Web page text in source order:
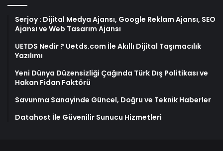
Serjoy : Dijital Medya Ajansı, Google Reklam Ajansı, SEO
Ajansı ve Web Tasarım Ajansı
UETDS Nedir ? Uetds.com İle Akıllı Dijital Taşımacılık
Yazılımı
Yeni Dünya Düzensizliği Çağında Türk Dış Politikası ve
Hakan Fidan Faktörü
Savunma Sanayinde Güncel, Doğru ve Teknik Haberler
Datahost İle Güvenilir Sunucu Hizmetleri